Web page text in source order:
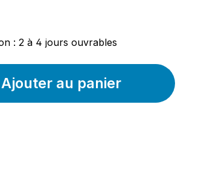
: 2 à 4 jours ouvrables
Ajouter au panier